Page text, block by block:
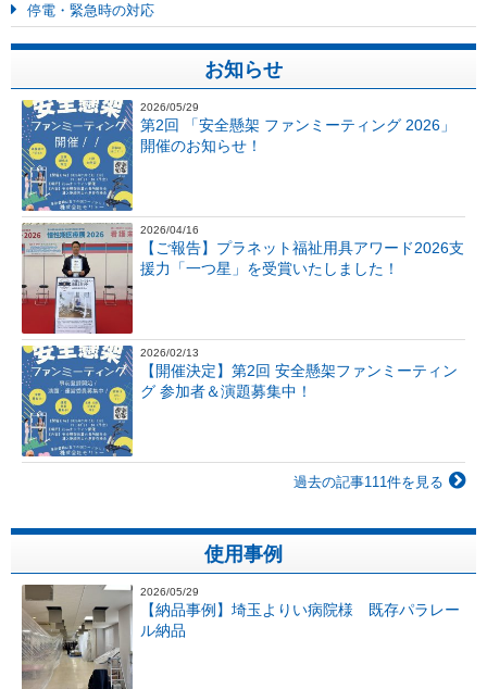
停電・緊急時の対応
お知らせ
2026/05/29
第2回 「安全懸架 ファンミーティング 2026」
開催のお知らせ！
2026/04/16
【ご報告】プラネット福祉用具アワード2026支
援力「一つ星」を受賞いたしました！
2026/02/13
【開催決定】第2回 安全懸架ファンミーティン
グ 参加者＆演題募集中！
過去の記事111件を見る
使用事例
2026/05/29
【納品事例】埼玉よりい病院様 既存パラレー
ル納品